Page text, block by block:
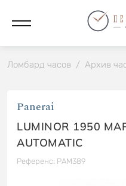
Ломбард часов / Архив
Panerai
LUMINOR 1950
AUTOMATIC
Референс: PAM389